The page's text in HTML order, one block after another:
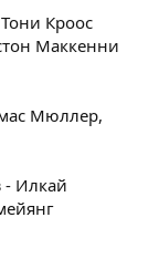
Кроос
Маккенни
Мюллер,
- Илкай